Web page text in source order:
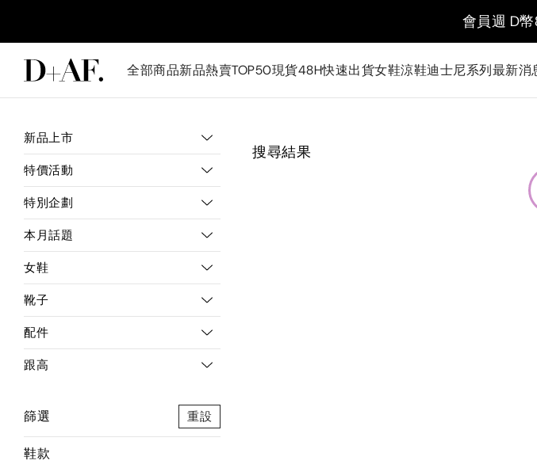
會員週 D
全部商品新品熱賣TOP50現貨48H快速出貨女鞋涼鞋迪士尼系列最新消
新品上市
特價活動
特別企劃
本月話題
女鞋
靴子
配件
跟高
篩選 重設
鞋款
搜尋結果